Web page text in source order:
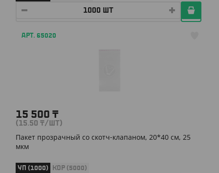
АРТ. 65020
15 500 ₸
(15.50 ₸/ШТ)
Пакет прозрачный со скотч-клапаном, 20*40 см, 25
мкм
УП (1000) КОР (5000)